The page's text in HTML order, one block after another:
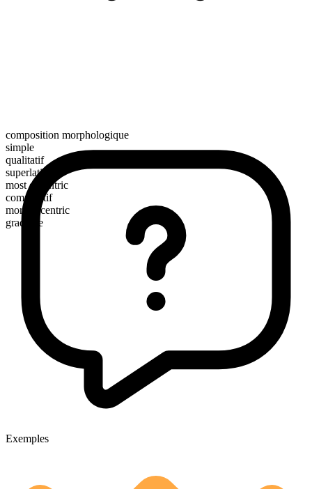
composition morphologique
simple
qualitatif
superlatif
most eccentric
comparatif
more eccentric
gradable
Exemples